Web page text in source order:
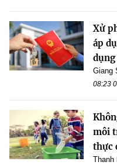
Xử
áp
dụng
Giang
08:23
môi
thực
Thanh